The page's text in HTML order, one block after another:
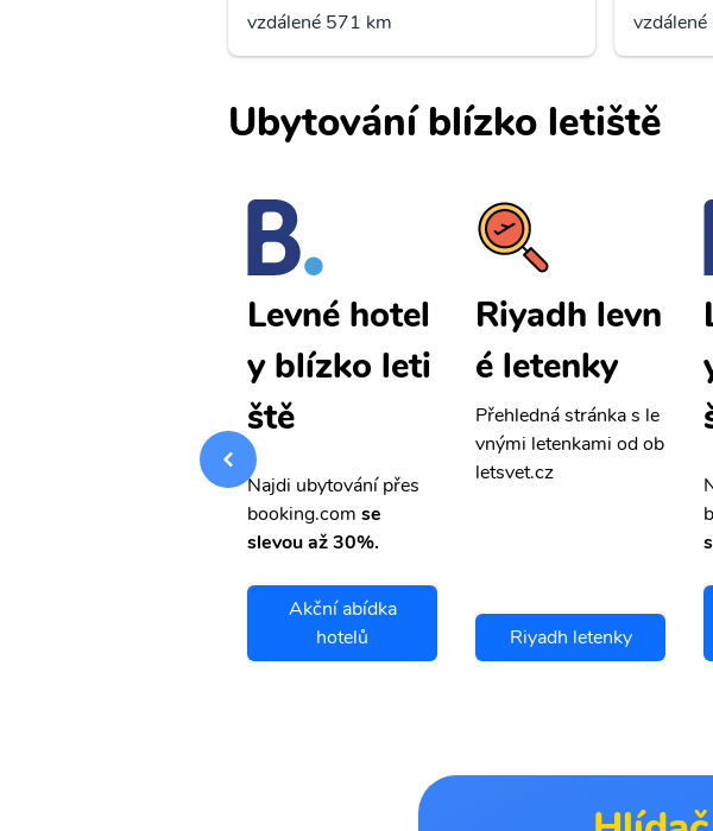
vzdálené 571 km
Ubytování blízko letiště
vnými letenkami od ob
Levné hotel
y blízko leti
ště
Najdi ubytování přes
booking.com se
slevou až 30%.
Akční abídka
hotelů
Riyadh levn
é letenky
Přehledná stránka s le
vnými letenkami od ob
letsvet.cz
Riyadh letenky